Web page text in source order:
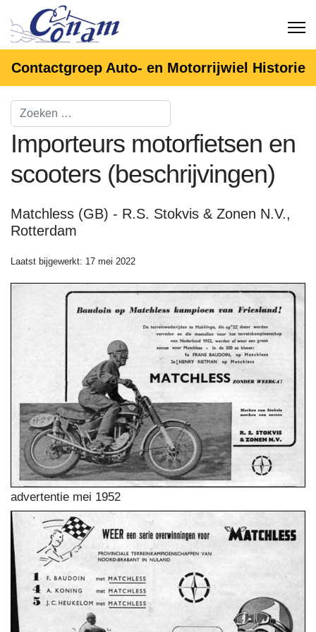
Contactgroep Auto- en Motorrijwiel Historie
Importeurs motorfietsen en
scooters (beschrijvingen)
Matchless (GB) - R.S. Stokvis & Zonen N.V.,
Rotterdam
Laatst bijgewerkt: 17 mei 2022
advertentie mei 1952